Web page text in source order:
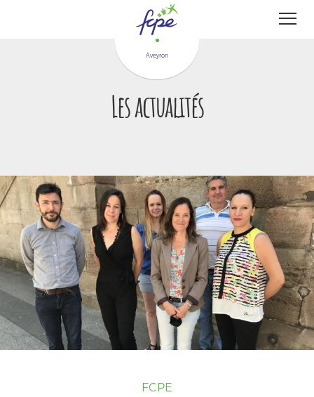
Aveyron
Les actualités
FCPE
Panneau de gestion des cookies